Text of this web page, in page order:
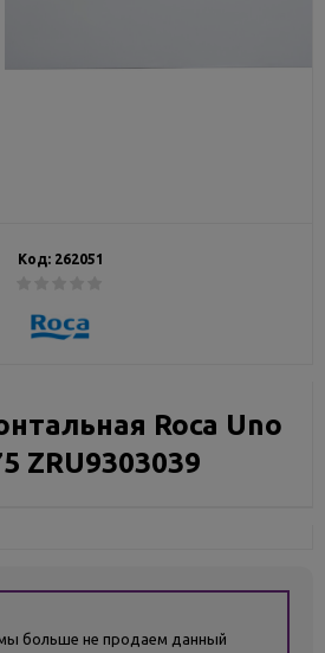
Код: 262051
Roca Uno
ZRU9303039
больше не продаем данный